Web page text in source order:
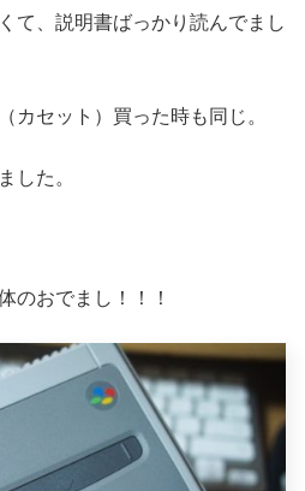
て、説明書ばっかり読んでまし
カセット）買った時も同じ。
した。
のおでまし！！！